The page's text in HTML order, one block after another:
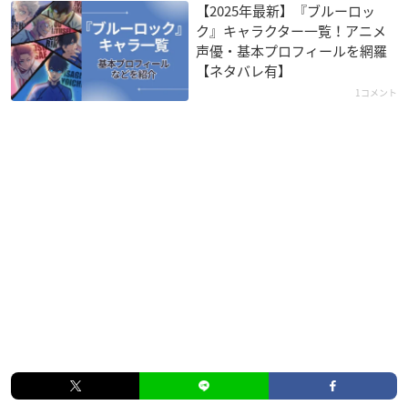
【2025年最新】『ブルーロッ
ク』キャラクター一覧！アニメ
声優・基本プロフィールを網羅
【ネタバレ有】
1コメント